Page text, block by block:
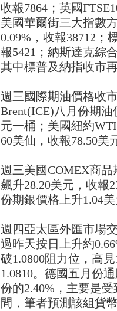
收報7864；英國
美國華爾街三大指數
0.09%，收報38712；
報5421；納斯達克綜
其中標普及納指收市
週三國際期油價格收
Brent(ICE)八月份期油
元一桶；美國紐約
60美仙，收報78.50美
週三美國COMEX商
飆升28.20美元，收報
份期銀價格上升1.04
週四亞太區外匯市場
過昨天按日上升約
破1.0800阻力位，高
1.0810。德國五月份
份的2.40%，主要是
間，筆者預測該組貨